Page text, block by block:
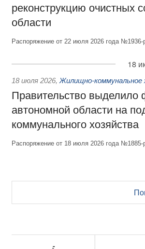
реконструкцию очистных
области
Распоряжение от 22 июля 2026 года №1936-
18
18 июля 2026, Жилищно-коммунальное
Правительство выделило
автономной области на
коммунального хозяйства
Распоряжение от 18 июля 2026 года №1885-